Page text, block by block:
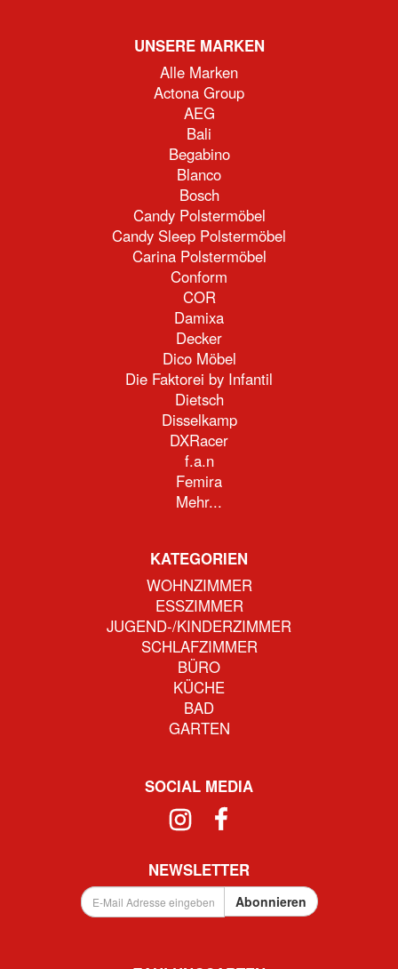
UNSERE MARKEN
Alle Marken
Actona Group
AEG
Bali
Begabino
Blanco
Bosch
Candy Polstermöbel
Candy Sleep Polstermöbel
Carina Polstermöbel
Conform
COR
Damixa
Decker
Dico Möbel
Die Faktorei by Infantil
Dietsch
Disselkamp
DXRacer
f.a.n
Femira
Mehr...
KATEGORIEN
WOHNZIMMER
ESSZIMMER
JUGEND-/KINDERZIMMER
SCHLAFZIMMER
BÜRO
KÜCHE
BAD
GARTEN
SOCIAL MEDIA
NEWSLETTER
Mail
Abonnieren